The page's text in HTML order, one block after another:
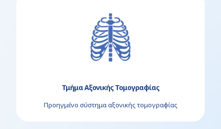
Τμήμα Αξονικής Τομογραφίας
Προηγμένο σύστημα αξονικής τομογραφίας